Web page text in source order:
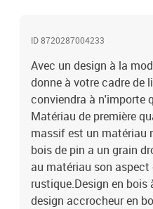
ID 8720287004233
Avec un design à la
donne à votre cadre de
conviendra à n'importe
Matériau de première
massif est un matériau
bois de pin a un grain
au matériau son
rustique.Design en bois
design accrocheur en